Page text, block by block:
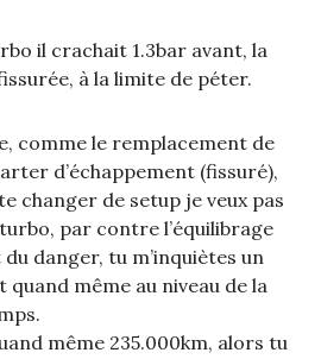
il crachait 1.3bar avant, la
à la limite de péter.
comme le remplacement de
d’échappement (fissuré),
changer de setup je veux pas
par contre l’équilibrage
danger, tu m’inquiètes un
quand même au niveau de la
même 235.000km, alors tu